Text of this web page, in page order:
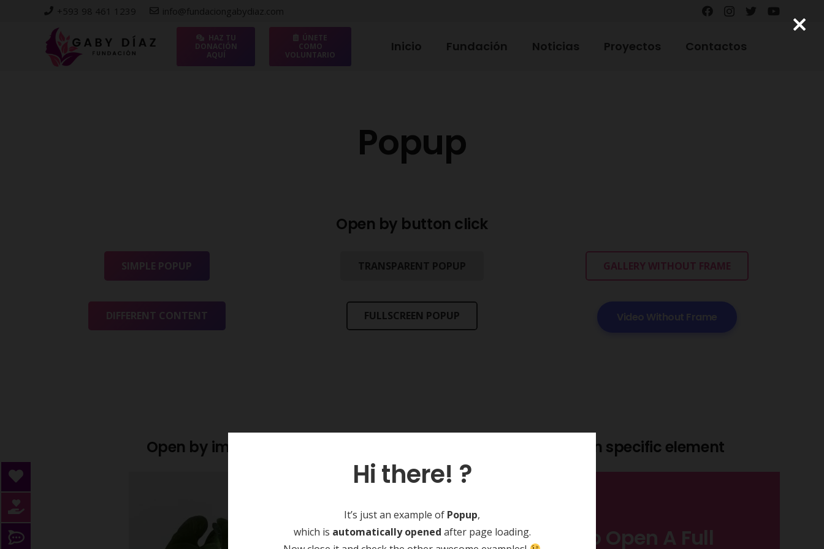
+593 98 461 1239 info@fundaciongabydiaz.com
HAZ TU
DONACIÓN
AQUÍ
ÚNETE
COMO
VOLUNTARIO
Inicio Fundación Noticias Proyectos Contactos
Popup
Open by button click
SIMPLE POPUP
DIFFERENT CONTENT
TRANSPARENT POPUP
FULLSCREEN POPUP
GALLERY WITHOUT FRAME
Open by image click Open by click on specific element
Click Me To Open A Full
Hi there! ?
It’s just an example of Popup,
which is automatically opened after page loading.